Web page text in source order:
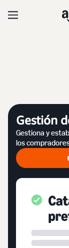
Gestión
Gestiona y
los